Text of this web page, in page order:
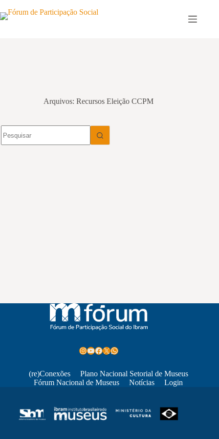
para
o
Arquivos Recursos Eleição CCPM
resultados
Instagram
Youtube
Facebook
X WhatsApp
(re)Conexões
Plano Nacional Setorial de Museus
Fórum Nacional de Museus
Notícias Login